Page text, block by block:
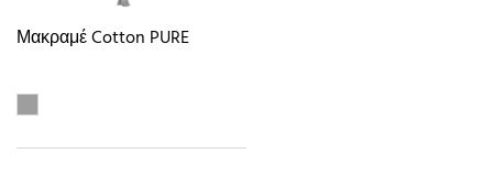
Μακραμέ Cotton PURE